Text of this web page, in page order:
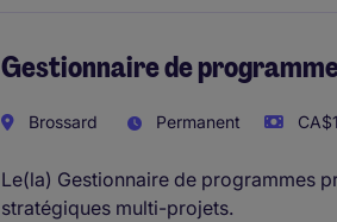
Gestionnaire de
Brossard Permanent
Le(la) Gestionnaire de programmes
stratégiques multi-projets.